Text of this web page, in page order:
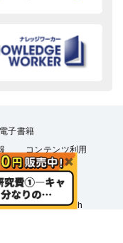
電子書籍
コンテンツ利用
会員規約
ルマガジン
合わせ English